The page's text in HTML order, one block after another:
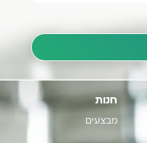
חנות
מבצעים